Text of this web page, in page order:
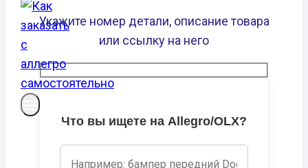
Укажите номер детали, описание товара
или ссылку на него
Что вы ищете на Allegro/OLX?